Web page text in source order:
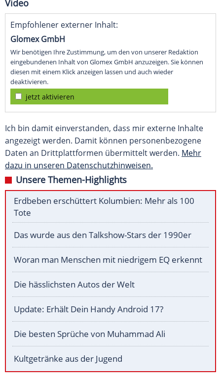
Video
Empfohlener externer Inhalt:
Glomex GmbH
Wir benötigen Ihre Zustimmung, um den von unserer Redaktion
eingebundenen Inhalt von Glomex GmbH anzuzeigen. Sie können
diesen mit einem Klick anzeigen lassen und auch wieder
deaktivieren.
jetzt aktivieren
Ich bin damit einverstanden, dass mir externe Inhalte
angezeigt werden. Damit können personenbezogene
Daten an Drittplattformen übermittelt werden. Mehr
dazu in unseren Datenschutzhinweisen.
Unsere Themen-Highlights
Erdbeben erschüttert Kolumbien: Mehr als 100
Tote
Das wurde aus den Talkshow-Stars der 1990er
Woran man Menschen mit niedrigem EQ erkennt
Die hässlichsten Autos der Welt
Update: Erhält Dein Handy Android 17?
Die besten Sprüche von Muhammad Ali
Kultgetränke aus der Jugend